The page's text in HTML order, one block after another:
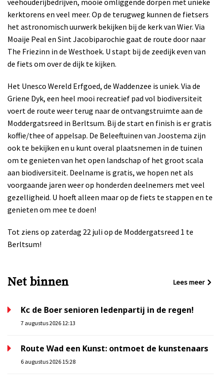
kerktorens en veel meer. Op de terugweg kunnen de fietsers
het astronomisch uurwerk bekijken bij de kerk van Wier. Via
Moaije Peal en Sint Jacobiparochie gaat de route door naar
The Friezinn in de Westhoek. U stapt bij de zeedijk even van
de fiets om over de dijk te kijken.
Het Unesco Wereld Erfgoed, de Waddenzee is uniek. Via de
Griene Dyk, een heel mooi recreatief pad vol biodiversiteit
voert de route weer terug naar de ontvangstruimte aan de
Moddergatsreed in Berltsum. Bij de start en finish is er gratis
koffie/thee of appelsap. De Beleeftuinen van Joostema zijn
ook te bekijken en u kunt overal plaatsnemen in de tuinen
om te genieten van het open landschap of het groot scala
aan biodiversiteit. Deelname is gratis, we hopen net als
voorgaande jaren weer op honderden deelnemers met veel
gezelligheid. U hoeft alleen maar op de fiets te stappen en te
genieten om mee te doen!
Tot ziens op zaterdag 22 juli op de Moddergatsreed 1 te
Berltsum!
Net binnen Lees meer
Kc de Boer senioren ledenpartij in de regen!
7 augustus 2026 12:13
Route Wad een Kunst: ontmoet de kunstenaars
6 augustus 2026 15:28